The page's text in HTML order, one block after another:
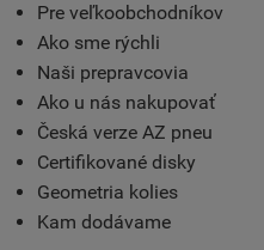
Pre veľkoobchodníkov
Ako sme rýchli
Naši prepravcovia
Ako u nás nakupovať
Česká verze AZ pneu
Certifikované disky
Geometria kolies
Kam dodávame